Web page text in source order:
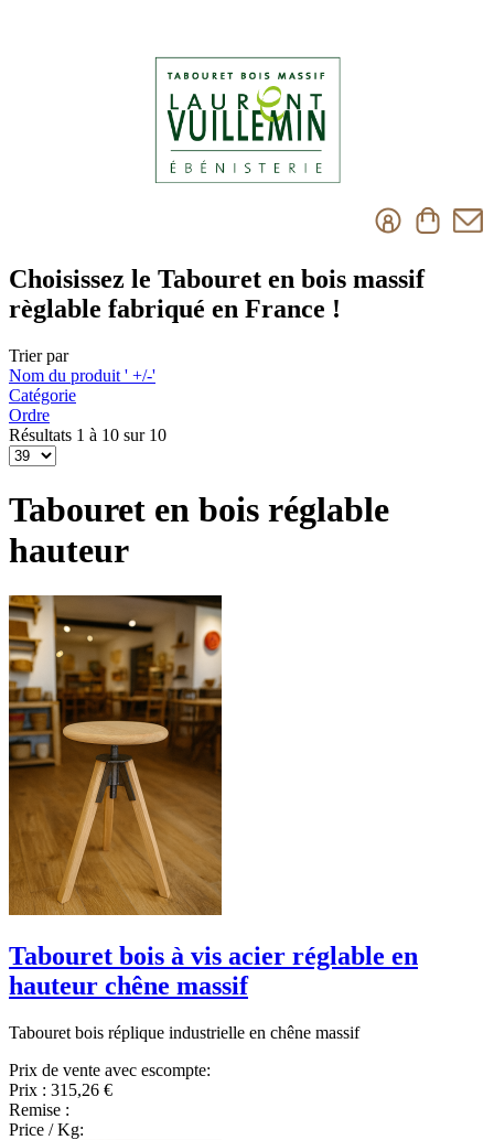
Choisissez le Tabouret en bois massif
règlable fabriqué en France !
Trier par
Nom du produit ' +/-'
Catégorie
Ordre
Résultats 1 à 10 sur 10
Tabouret en bois réglable
hauteur
Tabouret bois à vis acier réglable en
hauteur chêne massif
Tabouret bois réplique industrielle en chêne massif
Prix de vente avec escompte:
Prix : 315,26 €
Remise :
Price / Kg: